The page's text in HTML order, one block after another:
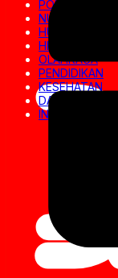
POLITIK
NUSANTARA
HUKRIM
HIBURAN
OLAHRAGA
PENDIDIKAN
KESEHATAN
DAERAH
INVESTIGASI